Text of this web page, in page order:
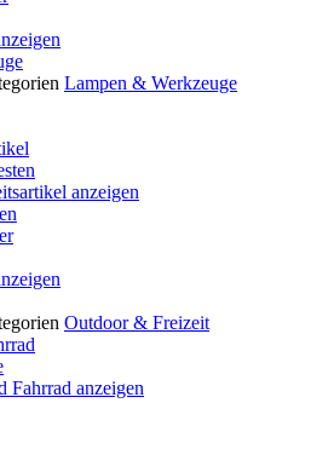
Lampen & Werkzeuge
anzeigen
Outdoor & Freizeit
Fahrrad anzeigen